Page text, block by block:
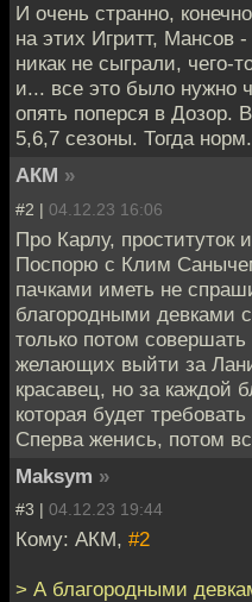
И очень странно,
на этих Игритт, Мансов
никак не сыграли, чего-
и... все это было нужно
опять поперся в Дозор.
5,6,7 сезоны. Тогда норм.
АКМ »
#2 | 04.12.23 16:06
Про Карлу, проституток
Поспорю с Клим
пачками иметь не
благородными девками
только потом
желающих выйти за
красавец, но за каждой
которая будет
Сперва женись, потом
Maksym »
#3 | 04.12.23 19:44
Кому: АКМ, #2
> А благородными